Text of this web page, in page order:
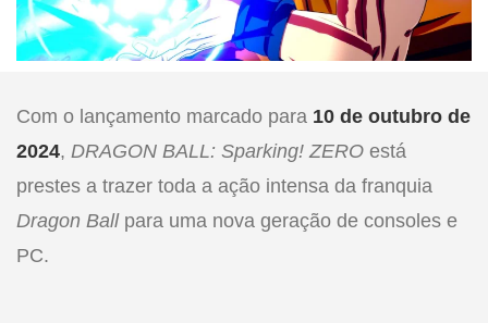
Com o lançamento marcado para 10 de outubro de
2024, DRAGON BALL: Sparking! ZERO está
prestes a trazer toda a ação intensa da franquia
Dragon Ballpara uma nova geração de consoles e
PC.